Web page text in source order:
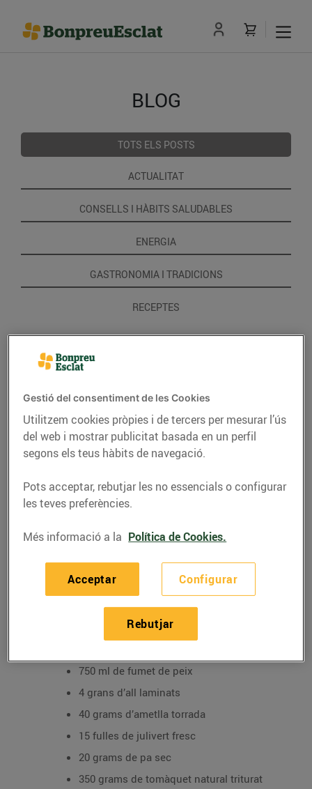
BLOG
TOTS ELS POSTS
ACTUALITAT
CONSELLS I HÀBITS SALUDABLES
ENERGIA
GASTRONOMIA I TRADICIONS
RECEPTES
RECEPTES
Rap a l'all cremat
Ingredients per a 4 persones:
750 ml de fumet de peix
4 grans d’all laminats
40 grams d’ametlla torrada
15 fulles de julivert fresc
20 grams de pa sec
350 grams de tomàquet natural triturat
Gestió del consentiment de les Cookies
Utilitzem cookies pròpies i de tercers per mesurar l’ús
del web i mostrar publicitat basada en un perfil
segons els teus hàbits de navegació.
Pots acceptar, rebutjar les no essencials o configurar
les teves preferències.
Més informació a la Política de Cookies.
Configurar
Rebutjar
Acceptar